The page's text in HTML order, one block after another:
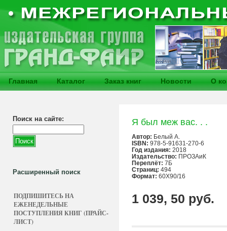
Главная Каталог Заказ книг Новости О
Поиск на сайте:
Расширенный поиск
ПОДПИШИТЕСЬ НА
ЕЖЕНЕДЕЛЬНЫЕ
ПОСТУПЛЕНИЯ КНИГ (ПРАЙС-
ЛИСТ)
Я был меж вас. . .
Автор: Белый А.
ISBN: 978-5-91631-270-6
Год издания: 2018
Издательство: ПРОЗАиК
Переплёт: 7Б
Страниц: 494
Формат: 60Х90/16
1 039, 50 руб.